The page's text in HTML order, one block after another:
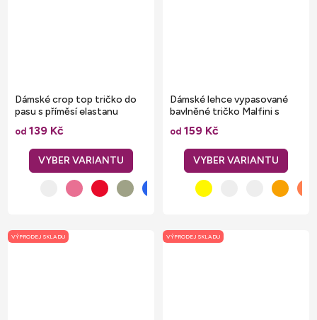
Dámské crop top tričko do
pasu s příměsí elastanu
od 139 Kč
Dámské lehce vypasované
bavlněné tričko Malfini s
kratšími rukávky
od 159 Kč
VÝPRODEJ SKLADU VÝPRODEJ SKLADU